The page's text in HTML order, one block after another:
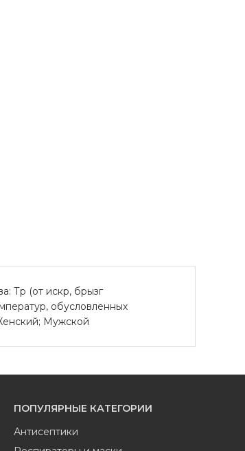
Тр (от искр, брызг
обусловленных
Мужской
ПОПУЛЯРНЫЕ КАТЕГОРИИ
Антисептики